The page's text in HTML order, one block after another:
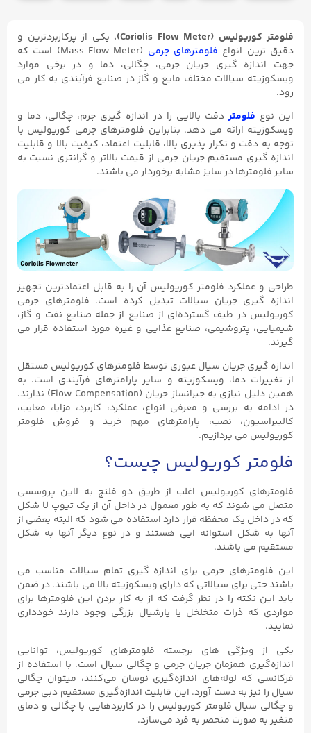
فلومتر کوریولیس (Coriolis Flow Meter)،
یکی از پرکاربردترین و
دقیق ترین انواع فلومترهای جرمی
(Mass Flow Meter) است که
جهت اندازه گیری جریان جرمی، چگالی، دما و در برخی موارد
ویسکوزیته سیالات مختلف مایع و گاز در صنایع فرآیندی به کار می
رود.
این نوع فلومتر دقت بالایی را در اندازه گیری جرم، چگالی، دما و
ویسکوزیته ارائه می دهد. بنابراین فلومترهای جرمی کوریولیس با
توجه به دقت و تکرار پذیری بالا، قابلیت اعتماد، کیفیت بالا و قابلیت
اندازه گیری مستقیم جریان جرمی از قیمت بالاتر و گرانتری نسبت به
سایر فلومترها در سایز مشابه برخوردار می باشند.
طراحی و عملکرد فلومتر کوریولیس آن را به قابل اعتمادترین تجهیز
اندازه گیری جریان سیالات تبدیل کرده است. فلومترهای جرمی
کوریولیس در طیف گسترده‌ای از صنایع از جمله صنایع نفت و گاز،
شیمیایی، پتروشیمی، صنایع غذایی و غیره مورد استفاده قرار می
گیرند.
اندازه گیری جریان سیال عبوری توسط فلومترهای کوریولیس مستقل
از تغییرات دما، ویسکوزیته و سایر پارامترهای فرآیندی است. به
همین دلیل نیازی به جبرانساز جریان (Flow Compensation) ندارند.
در ادامه به بررسی و معرفی انواع، عملکرد، کاربرد، مزایا، معایب،
کالیبراسیون، نصب، پارامترهای مهم خرید و فروش فلومتر
کوریولیس می پردازیم.
فلومتر کوریولیس چیست؟
فلومترهای کوریولیس اغلب از طریق دو فلنج به لاین پروسسی
متصل می شوند که به طور معمول در داخل آن از یک تیوپ U شکل
که در داخل یک محفظه قرار دارد استفاده می شود که البته بعضی از
آنها به شکل استوانه ایی هستند و در نوع دیگر آنها به شکل
مستقیم می باشند.
این فلومترهای جرمی برای اندازه گیری تمام سیالات مناسب می
باشند حتی برای سیالاتی که دارای ویسکوزیته بالا می باشند. در ضمن
باید این نکته را در نظر گرفت که از به کار بردن این فلومترها برای
مواردی که ذرات متخلخل یا پارشیال بزرگی وجود دارند خودداری
نمایید.
یکی از ویژگی‌ های برجسته فلومترهای کوریولیس، توانایی
اندازه‌گیری همزمان جریان جرمی و چگالی سیال است. با استفاده از
فرکانسی که لوله‌های اندازه‌گیری نوسان می‌کنند، میتوان چگالی
سیال را نیز به دست آورد. این قابلیت اندازه‌گیری مستقیم دبی جرمی
و چگالی سیال فلومتر کوریولیس را در کاربردهایی با چگالی و دمای
متغیر به صورت منحصر به فرد می‌سازد.